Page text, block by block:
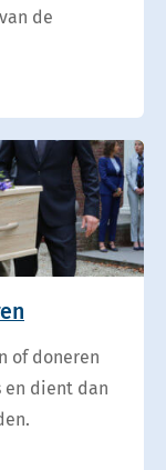
de
of doneren
en dient dan